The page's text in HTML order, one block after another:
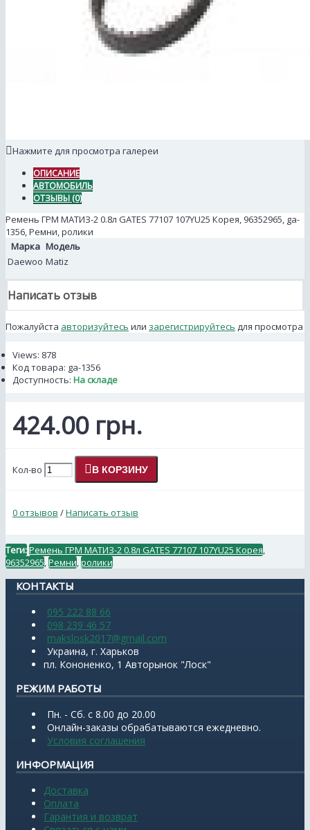
Нажмите для просмотра галереи
ОПИСАНИЕ
АВТОМОБИЛЬ
ОТЗЫВЫ (0)
Ремень ГРМ МАТИЗ-2 0.8л GATES 77107 107YU25 Корея, 96352965, ga-
1356, Ремни, ролики
Марка Модель
Daewoo Matiz
Написать отзыв
Пожалуйста авторизуйтесь или зарегистрируйтесь для просмотра
Views: 878
Код товара: ga-1356
Доступность: На складе
424.00 грн.
Кол-во В КОРЗИНУ
0 отзывов /Написать отзыв
Теги:Ремень ГРМ МАТИЗ-2 0.8л GATES 77107 107YU25 Корея
96352965 Ремни ролики
КОНТАКТЫ
095 222 88 66
098 239 46 57
makslosk2017@gmail.com
Украина, г. Харьков
пл. Кононенко, 1 Авторынок "Лоск"
РЕЖИМ РАБОТЫ
Пн. - Сб. с 8.00 до 20.00
Онлайн-заказы обрабатываются ежедневно.
Условия соглашения
ИНФОРМАЦИЯ
Доставка
Оплата
Гарантия и возврат